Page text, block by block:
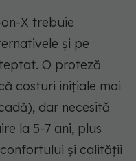
X trebuie
și pe
O proteză
costuri inițiale mai
dar necesită
la 5-7 ani, plus
și calității